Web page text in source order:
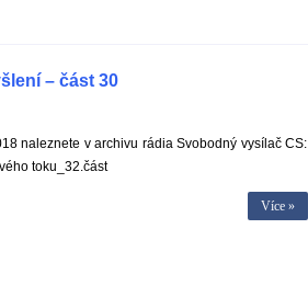
– část 30
naleznete v archivu rádia Svobodný vysílač CS:
toku_32.část
Více »